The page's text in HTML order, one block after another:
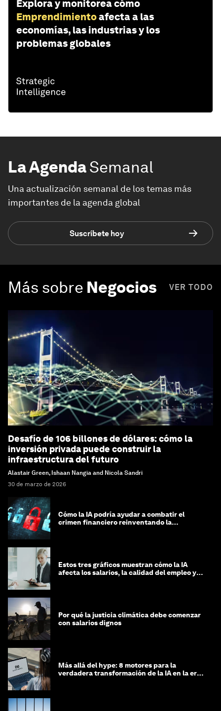
Explora y monitorea cómo
Emprendimientoafecta a las
economías, las industrias y los
problemas globales
La AgendaSemanal
Una actualización semanal de los temas más
importantes de la agenda global
Suscríbete hoy
Más sobre Negocios VER TODO
Desafío de 106 billones de dólares: cómo la
inversión privada puede construir la
infraestructura del futuro
Alastair Green, Ishaan Nangia and Nicola Sandri
30 de marzo de 2026
Cómo la IA podría ayudar a combatir el
crimen financiero reinventando la
Estos tres gráficos muestran cómo la IA
afecta los salarios, la calidad del empleo y
Por qué la justicia climática debe comenzar
con salarios dignos
Más allá del hype: 8 motores para la
verdadera transformación de la IA en la era